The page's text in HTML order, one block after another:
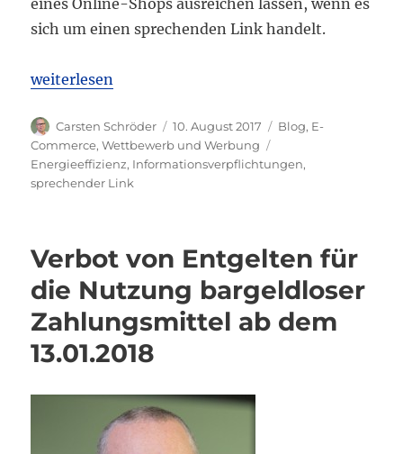
eines Online-Shops ausreichen lassen, wenn es
sich um einen sprechenden Link handelt.
„BGH: Link-Hinweis „Mehr zum Artikel“ in
weiterlesen
Autor
Carsten Schröder
Veröffentlicht
am
10. August 2017 Kategorien
Blog, E-
Commerce,Wettbewerb und Werbung
Energieeffizienz, Informationsverpflichtungen,
sprechender Link
Verbot von Entgelten für
die Nutzung bargeldloser
Zahlungsmittel ab dem
13.01.2018